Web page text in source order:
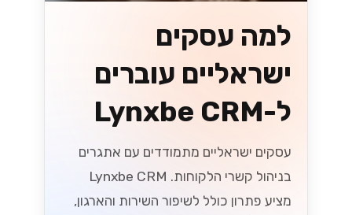
ניווט בשינויים